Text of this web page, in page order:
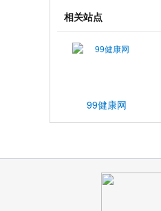
相关站点
99健康网